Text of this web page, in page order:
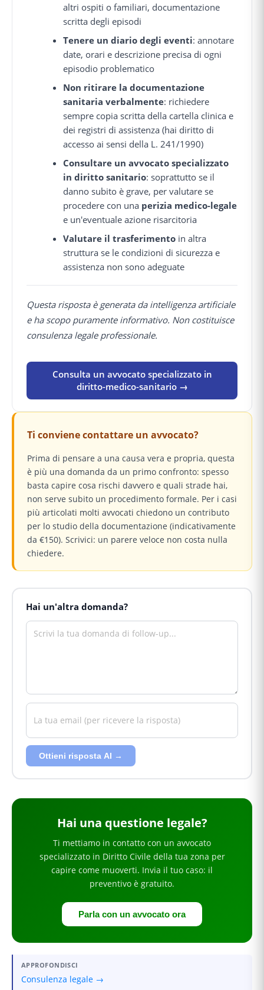
altri ospiti o familiari, documentazione
scritta degli episodi
Tenere un diario degli eventi: annotare
date, orari e descrizione precisa di ogni
episodio problematico
Non ritirare la documentazione
sanitaria verbalmente: richiedere
sempre copia scritta della cartella clinica e
dei registri di assistenza (hai diritto di
accesso ai sensi della L. 241/1990)
Consultare un avvocato specializzato
in diritto sanitario: soprattutto se il
danno subito è grave, per valutare se
procedere con una perizia medico-legale
e un'eventuale azione risarcitoria
Valutare il trasferimento in altra
struttura se le condizioni di sicurezza e
assistenza non sono adeguate
Questa risposta è generata da intelligenza artificiale
e ha scopo puramente informativo. Non costituisce
consulenza legale professionale.
Consulta un avvocato specializzato in
diritto-medico-sanitario →
Ti conviene contattare un avvocato?
Prima di pensare a una causa vera e propria, questa
è più una domanda da un primo confronto: spesso
basta capire cosa rischi davvero e quali strade hai,
non serve subito un procedimento formale. Per i casi
più articolati molti avvocati chiedono un contributo
per lo studio della documentazione (indicativamente
da €150). Scrivici: un parere veloce non costa nulla
chiedere.
Hai un'altra domanda?
Ottieni risposta AI →
Hai una questione legale?
Ti mettiamo in contatto con un avvocato
specializzato in Diritto Civiledella tua zona per
capire come muoverti. Invia il tuo caso: il
preventivo è gratuito.
Parla con un avvocato ora
APPROFONDISCI
Consulenza legale →